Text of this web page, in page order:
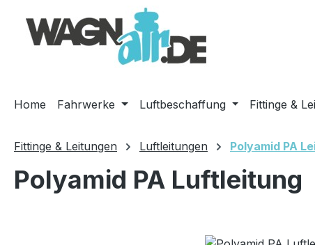
Hauptinhalt springen
Zur Suche springen
Zur Hauptnavigation springen
Home Fahrwerke Luftbeschaffung Fittinge &
Fittinge & Leitungen Luftleitungen Polyamid PA
Polyamid PA Luftleitung